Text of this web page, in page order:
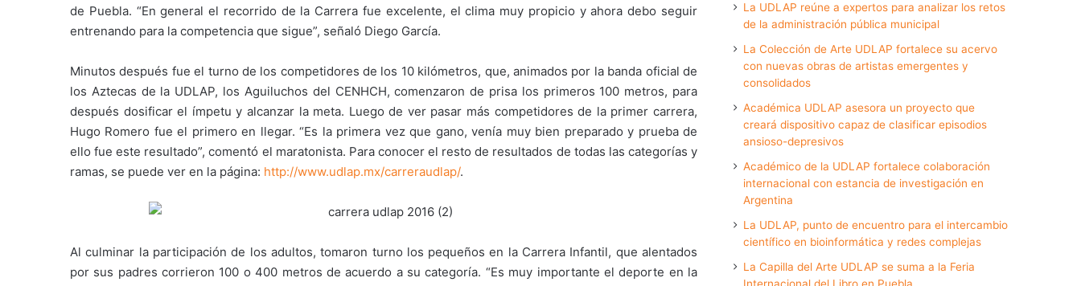
de Puebla. “En general el recorrido de la Carrera fue excelente, el clima muy propicio y ahora debo seguir
entrenando para la competencia que sigue”, señaló Diego García.
Minutos después fue el turno de los competidores de los 10 kilómetros, que, animados por la banda oficial de
los Aztecas de la UDLAP, los Aguiluchos del CENHCH, comenzaron de prisa los primeros 100 metros, para
después dosificar el ímpetu y alcanzar la meta. Luego de ver pasar más competidores de la primer carrera,
Hugo Romero fue el primero en llegar. “Es la primera vez que gano, venía muy bien preparado y prueba de
ello fue este resultado”, comentó el maratonista. Para conocer el resto de resultados de todas las categorías y
ramas, se puede ver en la página: http://www.udlap.mx/carreraudlap/.
Al culminar la participación de los adultos, tomaron turno los pequeños en la Carrera Infantil, que alentados
por sus padres corrieron 100 o 400 metros de acuerdo a su categoría. “Es muy importante el deporte en la
La UDLAP reúne a expertos para analizar los retos
de la administración pública municipal
La Colección de Arte UDLAP fortalece su acervo
con nuevas obras de artistas emergentes y
consolidados
Académica UDLAP asesora un proyecto que
creará dispositivo capaz de clasificar episodios
ansioso-depresivos
Académico de la UDLAP fortalece colaboración
internacional con estancia de investigación en
Argentina
La UDLAP, punto de encuentro para el intercambio
científico en bioinformática y redes complejas
La Capilla del Arte UDLAP se suma a la Feria